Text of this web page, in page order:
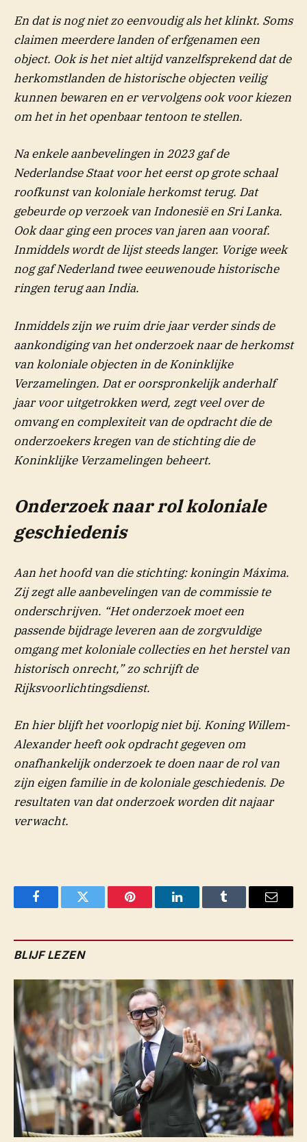
En dat is nog niet zo eenvoudig als het klinkt. Soms
claimen meerdere landen of erfgenamen een
object. Ook is het niet altijd vanzelfsprekend dat de
herkomstlanden de historische objecten veilig
kunnen bewaren en er vervolgens ook voor kiezen
om het in het openbaar tentoon te stellen.
Na enkele aanbevelingen in 2023 gaf de
Nederlandse Staat voor het eerst op grote schaal
roofkunst van koloniale herkomst terug. Dat
gebeurde op verzoek van Indonesië en Sri Lanka.
Ook daar ging een proces van jaren aan vooraf.
Inmiddels wordt de lijst steeds langer. Vorige week
nog gaf Nederland twee eeuwenoude historische
ringen terug aan India.
Inmiddels zijn we ruim drie jaar verder sinds de
aankondiging van het onderzoek naar de herkomst
van koloniale objecten in de Koninklijke
Verzamelingen. Dat er oorspronkelijk anderhalf
jaar voor uitgetrokken werd, zegt veel over de
omvang en complexiteit van de opdracht die de
onderzoekers kregen van de stichting die de
Koninklijke Verzamelingen beheert.
Onderzoek naar rol koloniale
geschiedenis
Aan het hoofd van die stichting: koningin Máxima.
Zij zegt alle aanbevelingen van de commissie te
onderschrijven. “Het onderzoek moet een
passende bijdrage leveren aan de zorgvuldige
omgang met koloniale collecties en het herstel van
historisch onrecht,” zo schrijft de
Rijksvoorlichtingsdienst.
En hier blijft het voorlopig niet bij. Koning Willem-
Alexander heeft ook opdracht gegeven om
onafhankelijk onderzoek te doen naar de rol van
zijn eigen familie in de koloniale geschiedenis. De
resultaten van dat onderzoek worden dit najaar
verwacht.
FacebookTwitter Pinterest LinkedInTumblr Email
BLIJF LEZEN